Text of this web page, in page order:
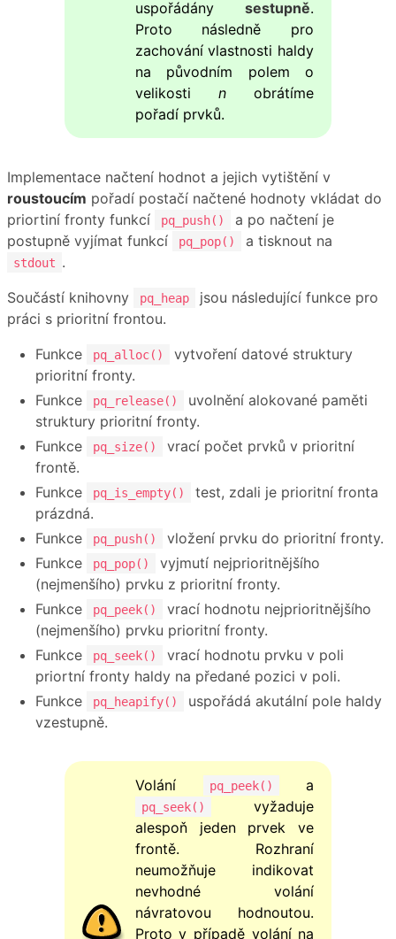
uspořádánysestupně.
Proto následně pro
zachování vlastnosti haldy
na původním polem o
velikosti n obrátíme
pořadí prvků.
Implementace načtení hodnot a jejich vytištění v
roustoucím pořadí postačí načtené hodnoty vkládat do
priortiní fronty funkcí
pq_push()
a po načtení je
postupně vyjímat funkcí
pq_pop() a tisknout na
stdout .
Součástí knihovny
pq_heap
jsou následující funkce pro
práci s prioritní frontou.
Funkce
pq_alloc()
vytvoření datové struktury
prioritní fronty.
Funkce
pq_release()
uvolnění alokované paměti
struktury prioritní fronty.
Funkce
pq_size()
vrací počet prvků v prioritní
frontě.
Funkce
pq_is_empty()
test, zdali je prioritní fronta
prázdná.
Funkce
pq_push()
vložení prvku do prioritní fronty.
Funkce
pq_pop()
vyjmutí nejprioritnějšího
(nejmenšího) prvku z prioritní fronty.
Funkce
pq_peek()
vrací hodnotu nejprioritnějšího
(nejmenšího) prvku prioritní fronty.
Funkce
pq_seek()
vrací hodnotu prvku v poli
priortní fronty haldy na předané pozici v poli.
Funkce
pq_heapify()
uspořádá akutální pole haldy
vzestupně.
Volání pq_peek() a
pq_seek()
vyžaduje
alespoň jeden prvek ve
frontě. Rozhraní
neumožňuje indikovat
nevhodné volání
návratovou hodnoutou.
Proto v případě volání na